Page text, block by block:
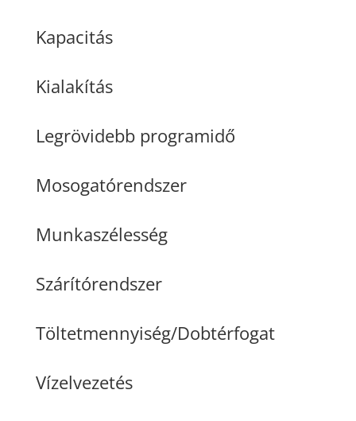
Kapacitás
Kialakítás
Legrövidebb programidő
Mosogatórendszer
Munkaszélesség
Szárítórendszer
Töltetmennyiség/Dobtérfogat
Vízelvezetés